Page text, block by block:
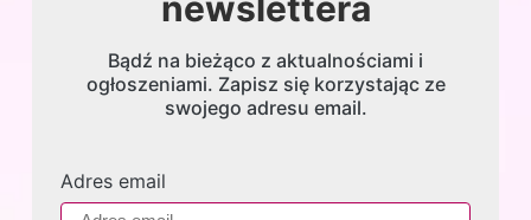
Bądź na bieżąco z aktualnościami i
ogłoszeniami. Zapisz się korzystając ze
swojego adresu email.
Adres email